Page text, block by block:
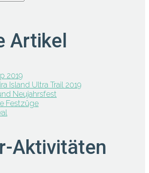
Artikel
2019
Island Ultra Trail 2019
Neujahrsfest
Festzüge
Aktivitäten